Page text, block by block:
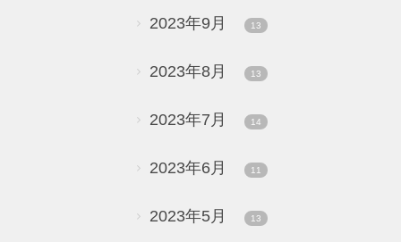
2023年9月 13
2023年8月 13
2023年7月 14
2023年6月 11
2023年5月 13